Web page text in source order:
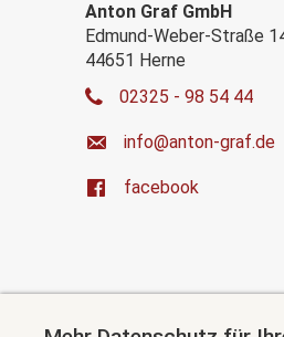
Anton Graf GmbH
Edmund-Weber-Straße
44651 Herne
02325 - 98 54 44
ed.farg-notna@ofni
facebook